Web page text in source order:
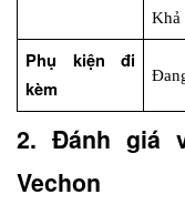
Khả
Phụ kiện đi
kèm
2. Đánh giá
Vechon